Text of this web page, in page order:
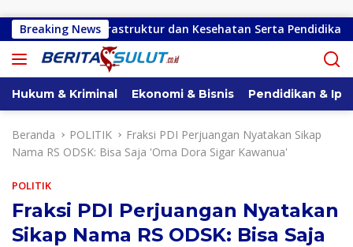
Breaking News
Infrastruktur dan Kesehatan Serta Pendidikan Dikeluhkan
Hukum & Kriminal Ekonomi & Bisnis Pendidikan &
Beranda POLITIK
Fraksi PDI Perjuangan Nyatakan Sikap
Nama RS ODSK: Bisa Saja 'Oma Dora Sigar Kawanua'
POLITIK
Fraksi PDI Perjuangan Nyatakan
Sikap Nama RS ODSK: Bisa Saja